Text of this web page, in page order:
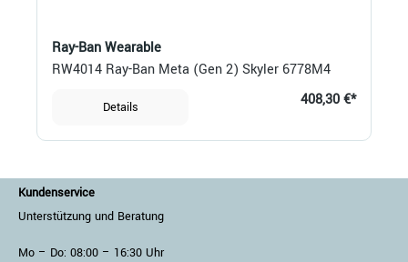
Ray-Ban Wearable
RW4014 Ray-Ban Meta (Gen 2) Skyler 6778M4
Details 408,30 €*
Kundenservice
Unterstützung und Beratung
Mo – Do: 08:00 – 16:30 Uhr